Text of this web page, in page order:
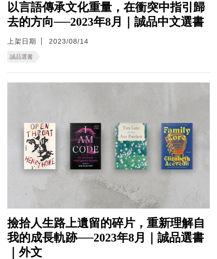
以言語傳承文化重量，在衝突中指引歸
去的方向──2023年8月｜誠品中文選書
上架日期 2023/08/14
誠品選書
撿拾人生路上遺留的碎片，重新理解自
我的成長軌跡──2023年8月｜誠品選書
｜外文